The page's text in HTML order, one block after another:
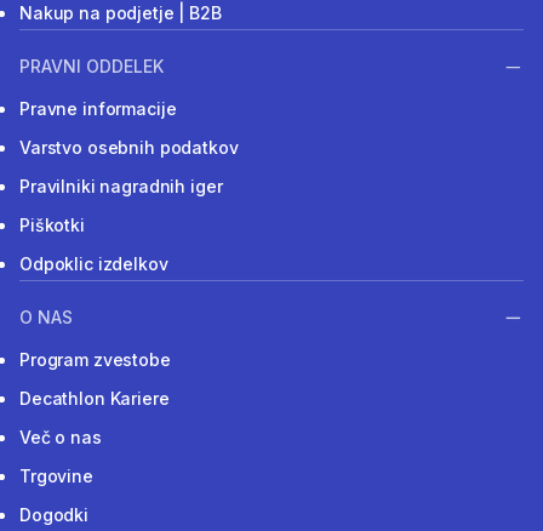
Nakup na podjetje | B2B
PRAVNI ODDELEK
Pravne informacije
Varstvo osebnih podatkov
Pravilniki nagradnih iger
Piškotki
Odpoklic izdelkov
O NAS
Program zvestobe
Decathlon Kariere
Več o nas
Trgovine
Dogodki